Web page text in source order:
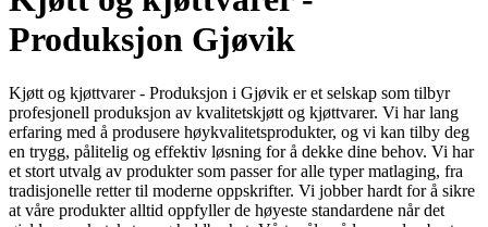
Produksjon Gjøvik
Kjøtt og kjøttvarer - Produksjon i Gjøvik er et selskap som tilbyr
profesjonell produksjon av kvalitetskjøtt og kjøttvarer. Vi har lang
erfaring med å produsere høykvalitetsprodukter, og vi kan tilby deg
en trygg, pålitelig og effektiv løsning for å dekke dine behov. Vi har
et stort utvalg av produkter som passer for alle typer matlaging, fra
tradisjonelle retter til moderne oppskrifter. Vi jobber hardt for å sikre
at våre produkter alltid oppfyller de høyeste standardene når det